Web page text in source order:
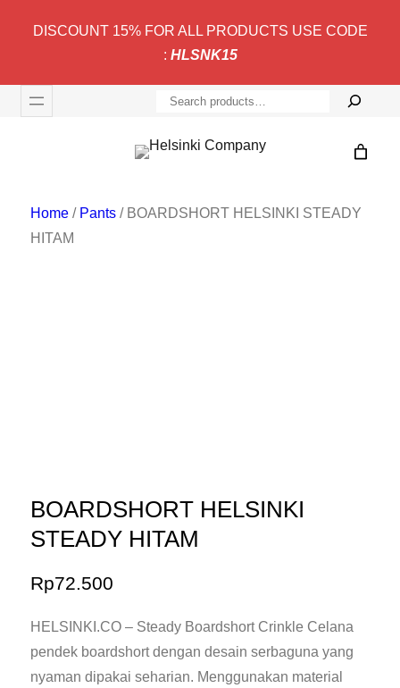
DISCOUNT 15% FOR ALL PRODUCTS USE CODE
: HLSNK15
a
Home / Pants / BOARDSHORT HELSINKI STEADY
HITAM
BOARDSHORT HELSINKI
STEADY HITAM
Rp72.500
HELSINKI.CO – Steady Boardshort Crinkle Celana
pendek boardshort dengan desain serbaguna yang
nyaman dipakai seharian. Menggunakan material